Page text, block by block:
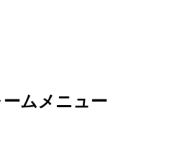
ムメニュー